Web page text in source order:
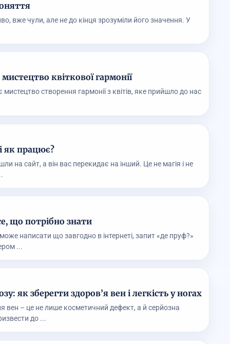
вже чули, але не до кінця зрозуміли його значення. У
квіткової гармонії
створення гармонії з квітів, яке прийшло до нас
як працює?
на сайт, а він вас перекидає на інший. Це не магія і не
що потрібно знати
написати що завгодно в інтернеті, запит «де пруф?»
...
як зберегти здоров’я вен і легкість у ногах
вен – це не лише косметичний дефект, а й серйозна
до ...